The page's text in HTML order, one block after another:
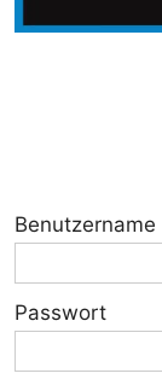
Benutzername
Passwort